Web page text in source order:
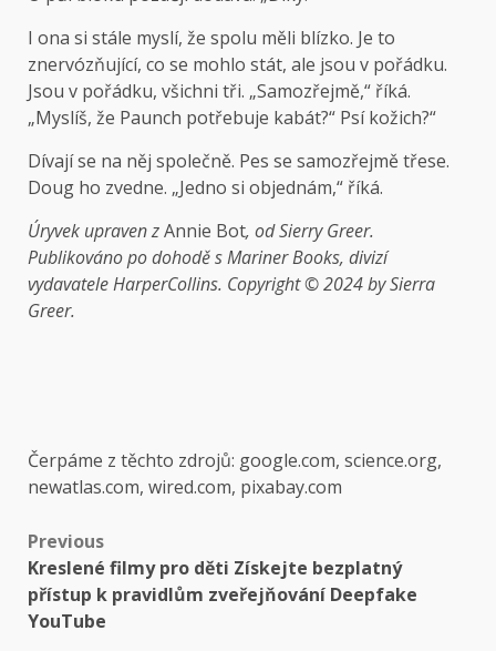
I ona si stále myslí, že spolu měli blízko. Je to
znervózňující, co se mohlo stát, ale jsou v pořádku.
Jsou v pořádku, všichni tři. „Samozřejmě,“ říká.
„Myslíš, že Paunch potřebuje kabát?“ Psí kožich?“
Dívají se na něj společně. Pes se samozřejmě třese.
Doug ho zvedne. „Jedno si objednám,“ říká.
Úryvek upraven zAnnie Bot, od Sierry Greer.
Publikováno po dohodě s Mariner Books, divizí
vydavatele HarperCollins. Copyright © 2024 by Sierra
Greer.
Čerpáme z těchto zdrojů: google.com, science.org,
newatlas.com, wired.com, pixabay.com
Post
navigation
Previous
Kreslené filmy pro děti Získejte bezplatný
přístup k pravidlům zveřejňování Deepfake
YouTube